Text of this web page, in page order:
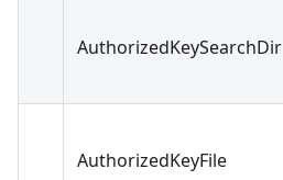
AuthorizedKeySearchDir
AuthorizedKeyFile